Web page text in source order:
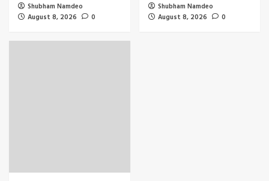
Shubham Namdeo
August 8, 2026
0
Shubham Namdeo
August 8, 2026
0